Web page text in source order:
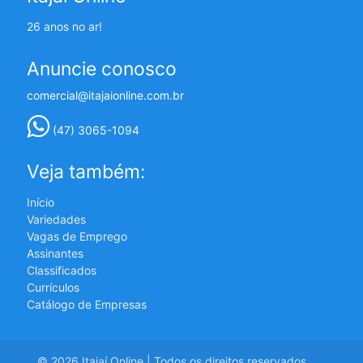
26 anos no ar!
Anuncie conosco
comercial@itajaionline.com.br
(47) 3065-1094
Veja também:
Início
Variedades
Vagas de Emprego
Assinantes
Classificados
Currículos
Catálogo de Empresas